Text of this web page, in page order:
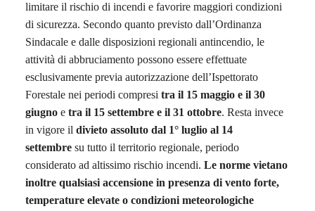
limitare il rischio di incendi e favorire maggiori condizioni
di sicurezza. Secondo quanto previsto dall’Ordinanza
Sindacale e dalle disposizioni regionali antincendio, le
attività di abbruciamento possono essere effettuate
esclusivamente previa autorizzazione dell’Ispettorato
Forestale nei periodi compresi tra il 15 maggio e il 30
giugno e tra il 15 settembre e il 31 ottobre. Resta invece
in vigore il divieto assoluto dal 1° luglio al 14
settembre su tutto il territorio regionale, periodo
considerato ad altissimo rischio incendi. Le norme vietano
inoltre qualsiasi accensione in presenza di vento forte,
temperature elevate o condizioni meteorologiche